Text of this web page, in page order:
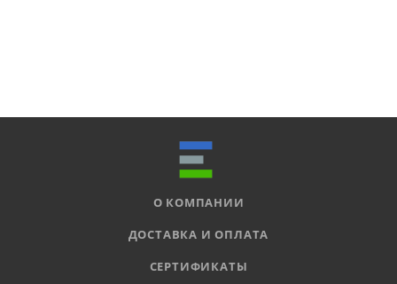
О КОМПАНИИ
ДОСТАВКА И ОПЛАТА
СЕРТИФИКАТЫ